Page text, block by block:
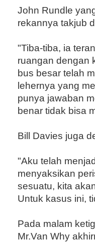
John Rundle
rekannya takjub
"Tiba-tiba, ia
ruangan dengan
bus besar telah
lehernya yang
punya jawaban
benar tidak bisa
Bill Davies juga
"Aku telah
menyaksikan
sesuatu, kita
Untuk kasus ini,
Pada malam
Mr.Van Why